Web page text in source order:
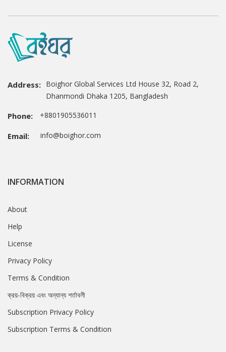
Address: Boighor Global Services Ltd House 32, Road 2,
Dhanmondi Dhaka 1205, Bangladesh
Phone: +8801905536011
Email: info@boighor.com
INFORMATION
About
Help
License
Privacy Policy
Terms & Condition
ক্রয়-বিক্রয় এবং অন্যান্য শর্তাবলী
Subscription Privacy Policy
Subscription Terms & Condition